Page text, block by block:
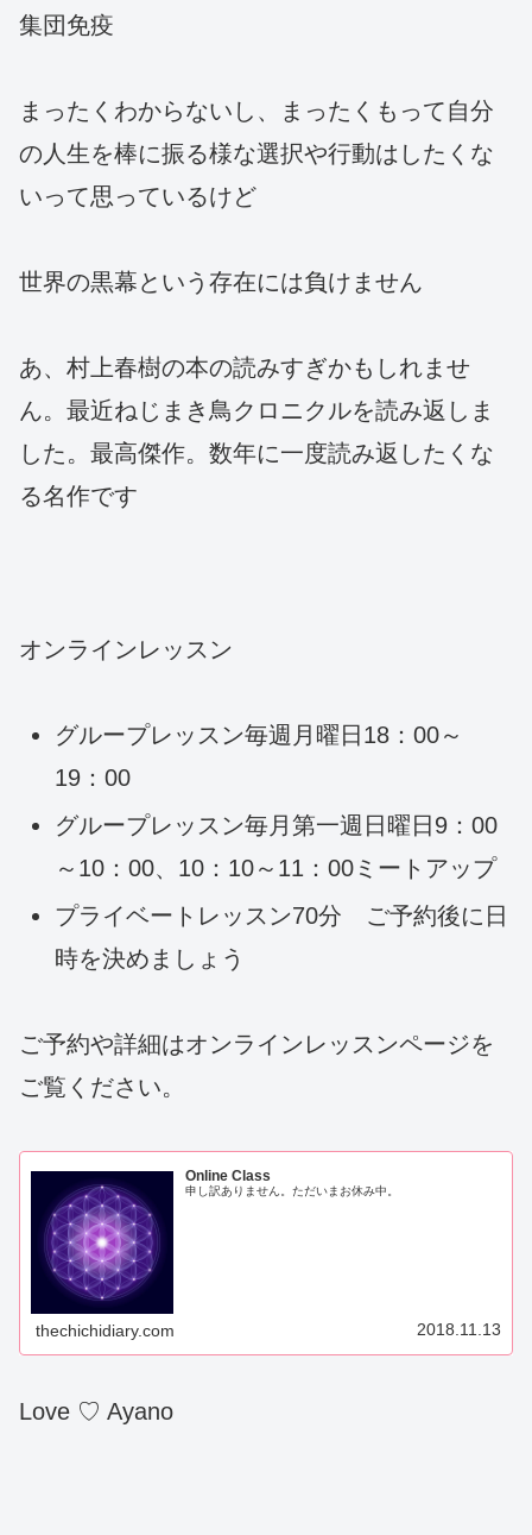
集団免疫
まったくわからないし、まったくもって自分
の人生を棒に振る様な選択や行動はしたくな
いって思っているけど
世界の黒幕という存在には負けません
あ、村上春樹の本の読みすぎかもしれませ
ん。最近ねじまき鳥クロニクルを読み返しま
した。最高傑作。数年に一度読み返したくな
る名作です
オンラインレッスン
グループレッスン毎週月曜日18：00～
19：00
グループレッスン毎月第一週日曜日9：00
～10：00、10：10～11：00ミートアップ
プライベートレッスン70分 ご予約後に日
時を決めましょう
ご予約や詳細はオンラインレッスンページを
ご覧ください。
Online Class
申し訳ありません。ただいまお休み中。
thechichidiary.com 2018.11.13
Love ♡ Ayano